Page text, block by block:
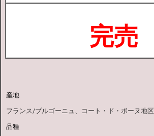
完売
産地
フランス/ブルゴーニュ、コート・ド・ボーヌ地区
品種